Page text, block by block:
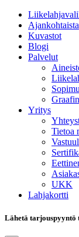
Ajankohtaista
Kuvastot
Blogi
Palvelut
Yritys
Tietoa
UKK
Lahjakortti
Lähetä tarjouspyyntö